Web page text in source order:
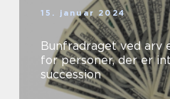
15. januar 2024
Bunfradraget ved arv
for personer, der er
succession